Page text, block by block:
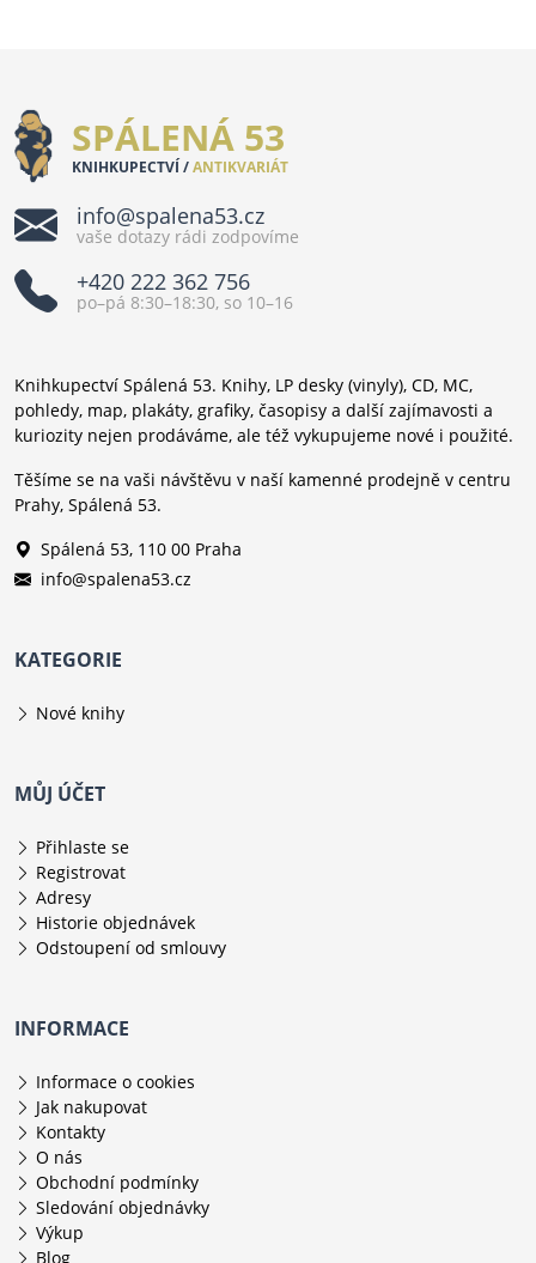
SPÁLENÁ 53
KNIHKUPECTVÍ /ANTIKVARIÁT
info@spalena53.cz
vaše dotazy rádi zodpovíme
+420 222 362 756
po–pá 8:30–18:30, so 10–16
Knihkupectví Spálená 53. Knihy, LP desky (vinyly), CD, MC,
pohledy, map, plakáty, grafiky, časopisy a další zajímavosti a
kuriozity nejen prodáváme, ale též vykupujeme nové i použité.
Těšíme se na vaši návštěvu v naší kamenné prodejně v centru
Prahy, Spálená 53.
Spálená 53, 110 00 Praha
info@spalena53.cz
KATEGORIE
Nové knihy
MŮJ ÚČET
Přihlaste se
Registrovat
Adresy
Historie objednávek
Odstoupení od smlouvy
INFORMACE
Informace o cookies
Jak nakupovat
Kontakty
O nás
Obchodní podmínky
Sledování objednávky
Výkup
Blog